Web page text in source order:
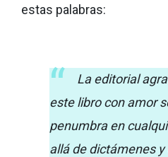
estas palabras:
La editorial
este libro con amor
penumbra en
allá de dictámenes